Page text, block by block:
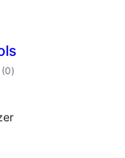
(0مجموعی
درجہ
)